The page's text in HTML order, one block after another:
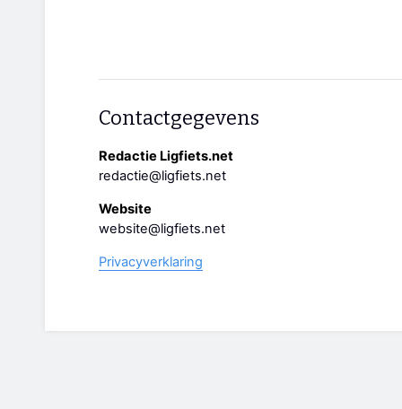
Contactgegevens
Redactie Ligfiets.net
redactie@ligfiets.net
Website
website@ligfiets.net
Privacyverklaring